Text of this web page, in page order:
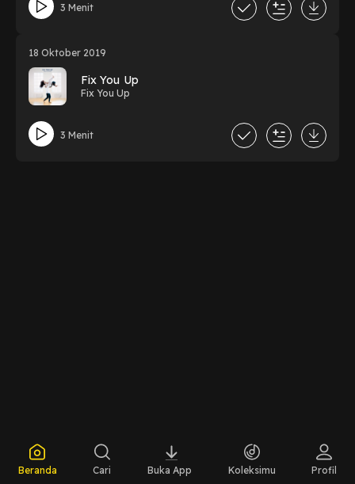
3 Menit
18 Oktober 2019
Fix You Up
Fix You Up
3 Menit
Beranda Cari Buka App Koleksimu Profil